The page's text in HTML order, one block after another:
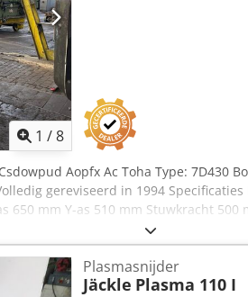
1 /8
Aopfx Ac Toha Type: 7D430
gereviseerd in 1994
650 mm Y-as 510 mm Stuwkracht
mm Hoogte 3000 mm Gewicht
door de fabrikant. Deze
vormt dan ook geen
Plasmasnijder
Jäckle Plasma 110 I